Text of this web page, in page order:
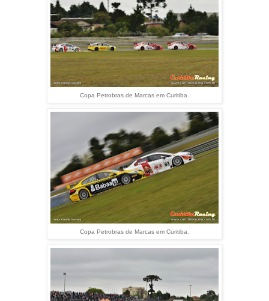
Copa Petrobras de Marcas em Curitiba.
Copa Petrobras de Marcas em Curitiba.